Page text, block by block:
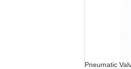
Pneumatic